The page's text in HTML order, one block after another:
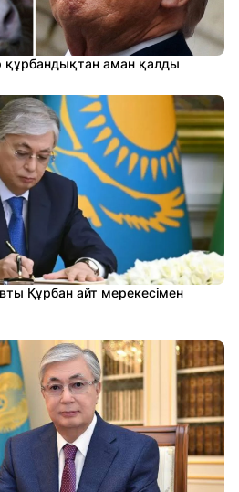
аман қалды
Құрбан айт мерекесімен